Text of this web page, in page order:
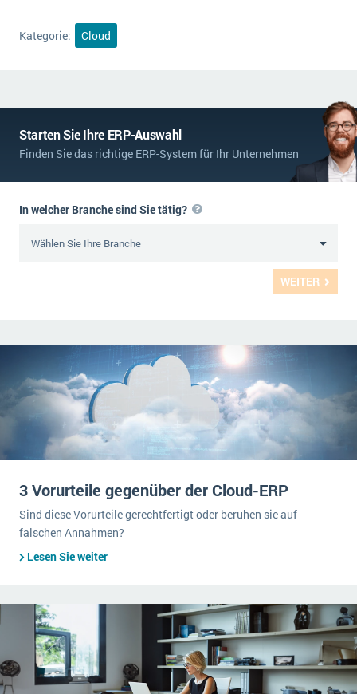
SAP investiert mit zwei strategischen Übernahmen in Enterprise-KI
Kategorie: Cloud
Starten Sie Ihre ERP-Auswahl
Finden Sie das richtige ERP-System für Ihr Unternehmen
WEITER
In welcher Branche sind Sie tätig?
3 Vorurteile gegenüber der Cloud-ERP
Sind diese Vorurteile gerechtfertigt oder beruhen sie auf
falschen Annahmen?
Lesen Sie weiter